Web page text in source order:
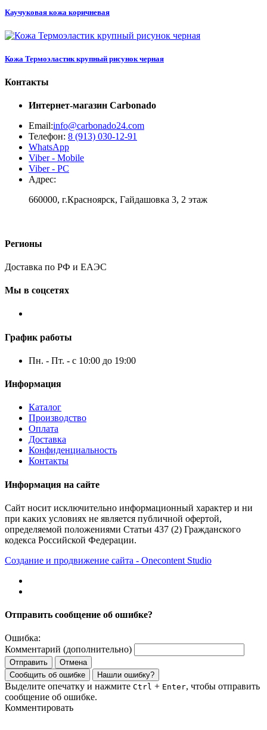
Каучуковая кожа коричневая
Кожа Термоэластик крупный рисунок черная
Контакты
Интернет-магазин Carbonado
Email:info@carbonado24.com
Телефон: 8 (913) 030-12-91
WhatsApp
Viber - Mobile
Viber - PC
Адрес:
660000, г.Красноярск, Гайдашовка 3, 2 этаж
Регионы
Доставка по РФ и ЕАЭС
Мы в соцсетях
График работы
Пн. - Пт. - с 10:00 до 19:00
Информация
Каталог
Производство
Оплата
Доставка
Конфиденциальность
Контакты
Информация на сайте
Сайт носит исключительно информационный характер и ни
при каких условиях не является публичной офертой,
определяемой положениями Статьи 437 (2) Гражданского
кодекса Российской Федерации.
Создание и продвижение сайта - Onecontent Studio
Отправить сообщение об ошибке?
Ошибка:
Комментарий (дополнительно)
Отправить
Отмена
Сообщить об ошибке
Нашли ошибку?
Выделите опечатку и нажмите Ctrl + Enter, чтобы отправить
сообщение об ошибке.
Комментировать